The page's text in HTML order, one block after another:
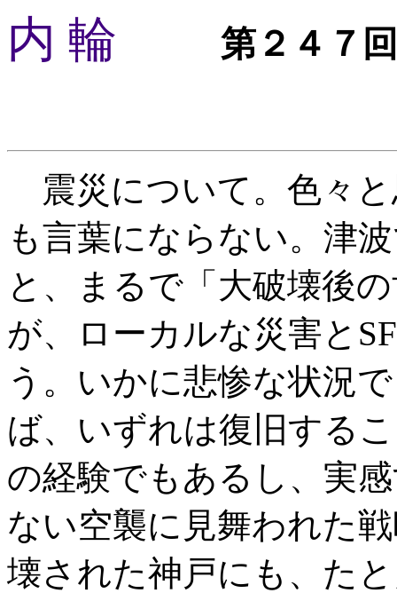
内 輪 第２４７回
震災について。色々
も言葉にならない。津
と、まるで「大破壊後
が、ローカルな災害と
う。いかに悲惨な状況
ば、いずれは復旧する
の経験でもあるし、実
ない空襲に見舞われた
壊された神戸にも、た